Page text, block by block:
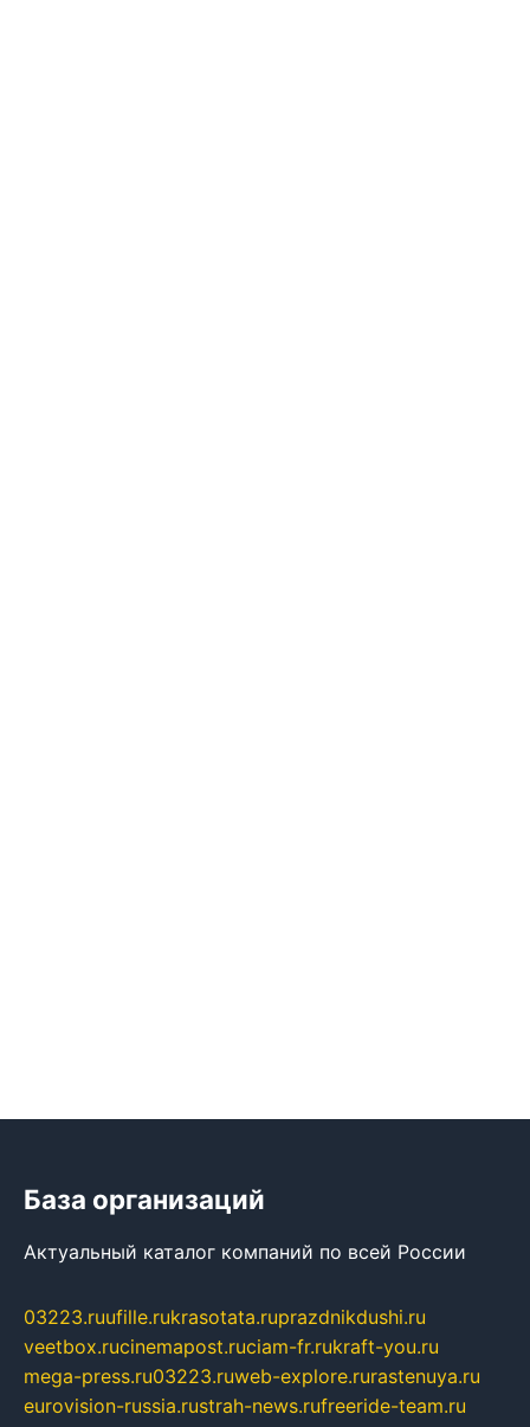
База организаций
Актуальный каталог компаний по всей России
03223.ruufille.rukrasotata.ruprazdnikdushi.ru
veetbox.rucinemapost.ruciam-fr.rukraft-you.ru
mega-press.ru03223.ruweb-explore.rurastenuya.ru
eurovision-russia.rustrah-news.rufreeride-team.ru